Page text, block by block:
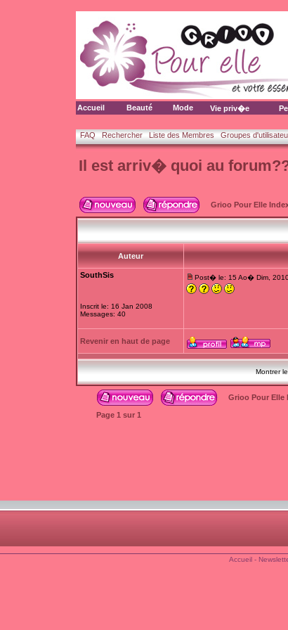
Accueil Beauté Mode Vie priv�e
FAQ Rechercher Liste des Membres Groupes
Il est arriv� quoi au
Grioo Pour Elle
Auteur
SouthSis
Inscrit le: 16 Jan 2008
Messages: 40
Post� le: 15 Ao� Dim,
Revenir en haut de page
Montrer
Grioo Pour Elle
Page 1 sur 1
Accueil-